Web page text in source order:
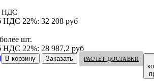
НДС
НДС 22%: 32 208 руб
шт.
НДС 22%: 28 987,2 руб
РАСЧЁТ ДОСТАВКИ